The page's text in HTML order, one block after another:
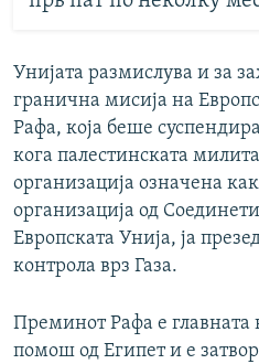
Унијата размислува и за
гранична мисија на
Рафа, која беше
кога палестинската
организација означена
организација од
Европската Унија, ја
контрола врз Газа.
Преминот Рафа е главната
помош од Египет и е